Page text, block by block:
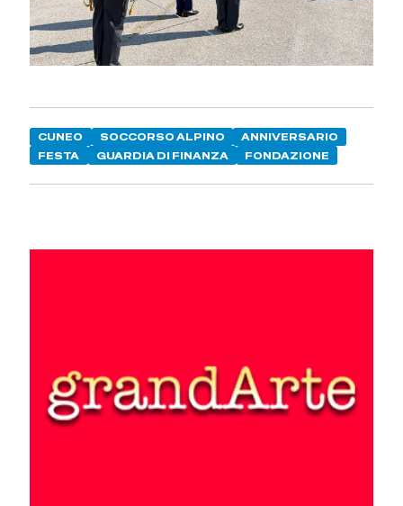
CUNEO SOCCORSO ALPINO
ANNIVERSARIO
FESTA
GUARDIA DI FINANZA FONDAZIONE